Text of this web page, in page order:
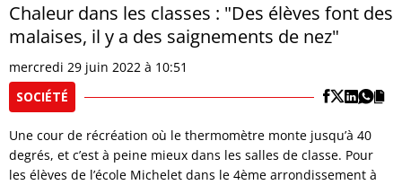
Chaleur dans les classes : "Des élèves font des
malaises, il y a des saignements de nez"
mercredi 29 juin 2022 à 10:51
SOCIÉTÉ
Une cour de récréation où le thermomètre monte jusqu’à 40
degrés, et c’est à peine mieux dans les salles de classe. Pour
les élèves de l’école Michelet dans le 4ème arrondissement à